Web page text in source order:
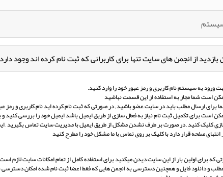
بازدید از انجمن های سایت تنها برای کاربرانی که ثبت نام کرده اند وجود
ورود به سیستم نام کاربری و رمز عبور خود را وارد کنید.
است شما مجاز به استفاده از این قسمت نباشید
برای ارسال مطلب باید در سایت عضو باشید , در صورتی که ثبت نام کرده اید نام کاربری و رمز
است برای تکمیل ثبت نام نیاز به فعال سازی از طریق ایمیل باشد ایمیل خود را بررسی کنید
کلیک کنید , در صورت بر طرف نشدن مشکل از طریق ایمیل با مدیریت سایت تماس بگیرید ,
انتهای صفحه قرار دارد با کلیک بر روی تماس با ما مشکل خود را مطرح کنید
که برای اولین بار از این سایت دیدن میکنید برای استفاده کامل از تمام امکانات سایت لازم
و دانلود فایل و همچنین دسترسی به انجمن هایی که فقط اعضا ثبت نام شده امکان دسترسی